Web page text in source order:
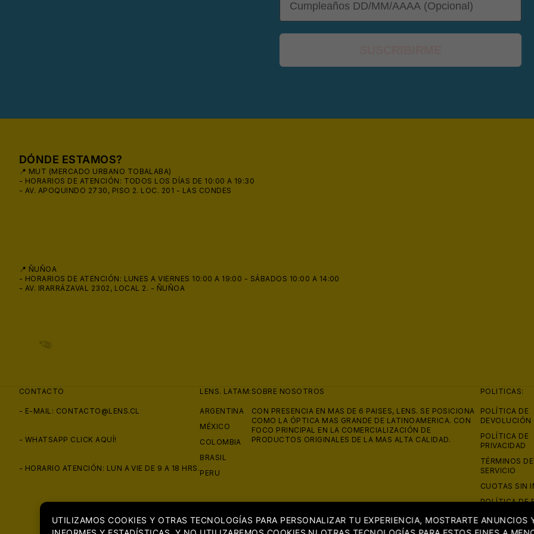
DÓNDE ESTAMOS?
📍 MUT (MERCADO URBANO TOBALABA)
- HORARIOS DE ATENCIÓN: TODOS LOS DÍAS DE 10:00 A 19:30
- AV. APOQUINDO 2730, PISO 2. LOC. 201 - LAS CONDES
📍 ÑUÑOA
- HORARIOS DE ATENCIÓN: LUNES A VIERNES 10:00 A 19:00 - SÁBADOS 10:00 A 14:00
- AV. IRARRÁZAVAL 2302, LOCAL 2. - ÑUÑOA
CONTACTO
- E-MAIL: CONTACTO@LENS.CL
- WHATSAPP CLICK AQUÍ!
- HORARIO ATENCIÓN: LUN A VIE DE 9 A 18 HRS.
LENS. LATAM:
ARGENTINA
MÉXICO
COLOMBIA
BRASIL
PERU
SOBRE NOSOTROS
CON PRESENCIA EN MAS DE 6 PAISES, LENS. SE POSICIONA
COMO LA ÓPTICA MAS GRANDE DE LATINOAMERICA. CON
FOCO PRINCIPAL EN LA COMERCIALIZACIÓN DE
PRODUCTOS ORIGINALES DE LA MAS ALTA CALIDAD.
POLITICAS:
POLÍTICA DE
DEVOLUCIÓN
POLÍTICA DE
PRIVACIDAD
TÉRMINOS
SERVICIO
CUOTAS SIN
POLÍTICA DE
REEMBOLSO
ISAPRE
UTILIZAMOS COOKIES Y OTRAS TECNOLOGÍAS PARA PERSONALIZAR TU EXPERIENCIA, MOSTRARTE ANUNCIOS